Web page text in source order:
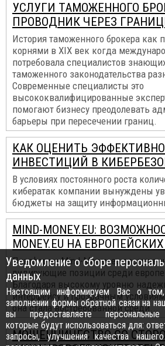
УСЛУГИ ТАМОЖЕННОГО
ПРОВОДНИК ЧЕРЕЗ
История таможенного брокера как
корнями в XIX век когда
потребовала специалистов
таможенного законодательства
Современные специалисты это
высококвалифицированные
помогают бизнесу преодолевать
барьеры при пересечении границ.
КАК ОЦЕНИТЬ
ИНВЕСТИЦИЙ В
В условиях постоянного роста
кибератак компании вынуждены
бюджеты на защиту
MIND-MONEY.EU:
MONEY.EU НА
Платформа Mind-Money.eu
лидирующие позиции среди
Благодаря высокому уровню
интерфейсу и прозрачным
она стала востребованной среди...
МОШЕННИЧЕСТВО СО
Уведомление о сборе
данных
Настоящим информируем Вас о
заполнении формы обратной связи на
вы предоставляете
которые будут использоваться для:
запросы, улучшения качества